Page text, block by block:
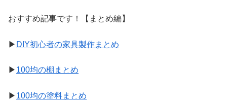
おすすめ記事です！【まとめ編】
▶ DIY初心者の家具製作まとめ
▶ 100均の棚まとめ
▶ 100均の塗料まとめ